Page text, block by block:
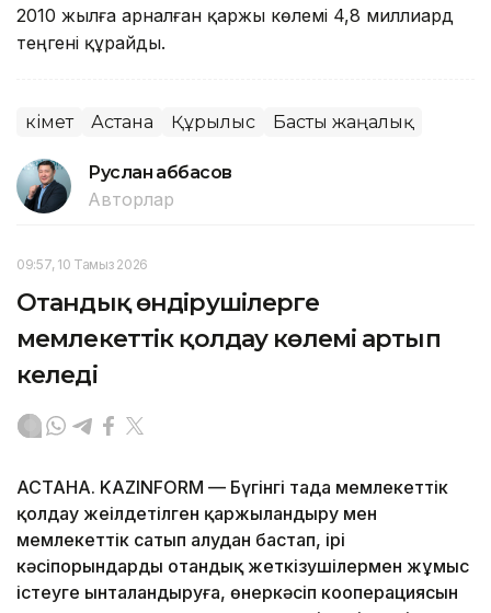
2010 жылға арналған қаржы көлемі 4,8 миллиард
теңгені құрайды.
Үкімет Астана Құрылыс Басты жаңалық
Руслан Ғаббасов
Авторлар
09:57, 10 Тамыз 2026
Отандық өндірушілерге
мемлекеттік қолдау көлемі артып
келеді
АСТАНА. KAZINFORM — Бүгінгі таңда мемлекеттік
қолдау жеңілдетілген қаржыландыру мен
мемлекеттік сатып алудан бастап, ірі
кәсіпорындарды отандық жеткізушілермен жұмыс
істеуге ынталандыруға, өнеркәсіп кооперациясын